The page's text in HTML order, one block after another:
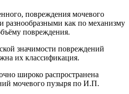
повреждения мочевого
разнообразными как по механизму
повреждения.
значимости повреждений
их классификация.
широко распространена
мочевого пузыря по И.П.